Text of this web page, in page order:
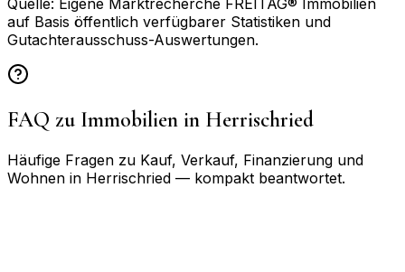
Quelle: Eigene Marktrecherche FREITAG® Immobilien
auf Basis öffentlich verfügbarer Statistiken und
Gutachterausschuss-Auswertungen.
FAQ zu Immobilien in Herrischried
Häufige Fragen zu Kauf, Verkauf, Finanzierung und
Wohnen in Herrischried — kompakt beantwortet.